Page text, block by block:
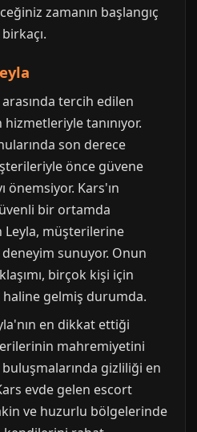
zamanın başlangıç
tercih edilen
tanınıyor.
son derece
önce güvene
önemsiyor. Kars'ın
bir ortamda
Leyla, müşterilerine
sunuyor. Onun
birçok kişi için
gelmiş durumda.
en dikkat ettiği
mahremiyetini
gizliliği en
evde gelen escort
ve huzurlu bölgelerinde